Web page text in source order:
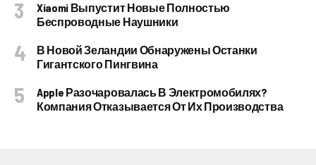
Xiaomi Выпустит Новые Полностью
Беспроводные Наушники
В Новой Зеландии Обнаружены Останки
Гигантского Пингвина
Apple Разочаровалась В Электромобилях?
Компания Отказывается От Их Производства